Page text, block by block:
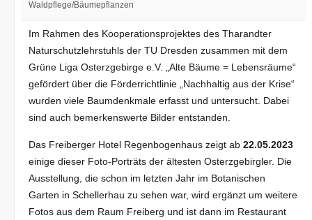
Waldpflege/Bäumepflanzen
Im Rahmen des Kooperationsprojektes des Tharandter
Naturschutzlehrstuhls der TU Dresden zusammen mit dem
Grüne Liga Osterzgebirge e.V. „Alte Bäume = Lebensräume“
gefördert über die Förderrichtlinie „Nachhaltig aus der Krise“
wurden viele Baumdenkmale erfasst und untersucht. Dabei
sind auch bemerkenswerte Bilder entstanden.
Das Freiberger Hotel Regenbogenhaus zeigt ab22.05.2023
einige dieser Foto-Porträts der ältesten Osterzgebirgler. Die
Ausstellung, die schon im letzten Jahr im Botanischen
Garten in Schellerhau zu sehen war, wird ergänzt um weitere
Fotos aus dem Raum Freiberg und ist dann im Restaurant